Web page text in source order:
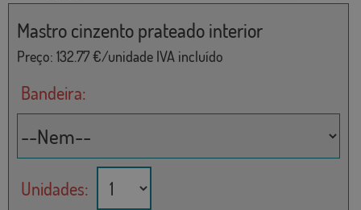
Mastro cinzento prateado interior
Preço: 132.77€/unidade IVA incluído
Bandeira:
Unidades: